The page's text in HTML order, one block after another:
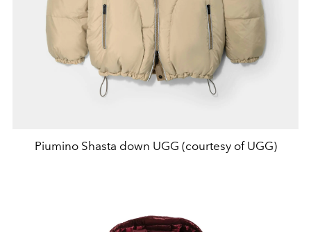
Piumino Shasta down UGG (courtesy of UGG)